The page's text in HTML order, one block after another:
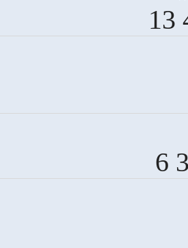
13
6